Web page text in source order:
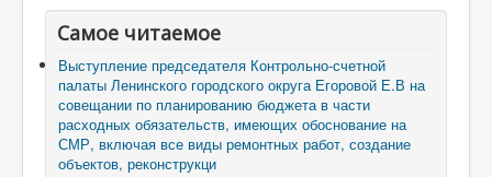
Самое читаемое
Выступление председателя Контрольно-счетной
палаты Ленинского городского округа Егоровой Е.В на
совещании по планированию бюджета в части
расходных обязательств, имеющих обоснование на
СМР, включая все виды ремонтных работ, создание
объектов, реконструкци